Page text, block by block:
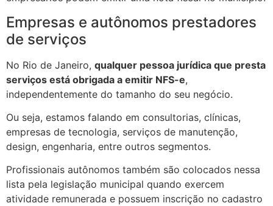
Empresas e autônomos prestadores
de serviços
No Rio de Janeiro, qualquer pessoa jurídica que presta
serviços está obrigada a emitir NFS-e,
independentemente do tamanho do seu negócio.
Ou seja, estamos falando em consultorias, clínicas,
empresas de tecnologia, serviços de manutenção,
design, engenharia, entre outros segmentos.
Profissionais autônomos também são colocados nessa
lista pela legislação municipal quando exercem
atividade remunerada e possuem inscrição no cadastro